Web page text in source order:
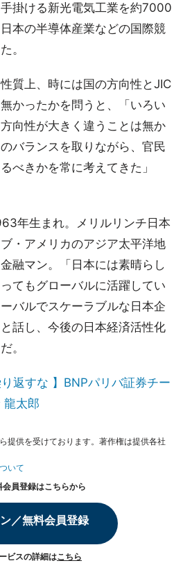
掛ける新光電気工業を約7000
本の半導体産業などの国際競
。
質上、時には国の方向性とJIC
かったかを問うと、「いろい
向性が大きく違うことは無か
バランスを取りながら、官民
べきかを常に考えてきた」
年生まれ。メリルリンチ日本
・アメリカのアジア太平洋地
融マン。「日本には素晴らし
てもグローバルに活躍してい
バルでスケーラブルな日本企
話し、今後の日本経済活性化
。
返すな 】BNPパリバ証券チー
龍太郎
提供を受けております。著作権は提供各社
いて
会員登録はこちらから
／無料会員登録
ビスの詳細はこちら